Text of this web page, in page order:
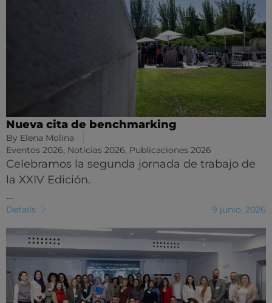
Nueva cita de benchmarking
By Elena Molina
Eventos 2026, Noticias 2026, Publicaciones 2026
Celebramos la segunda jornada de trabajo de
la XXIV Edición.
…
Details 9 junio, 2026